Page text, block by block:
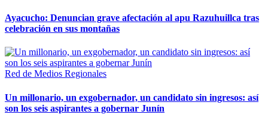
Ayacucho: Denuncian grave afectación al apu Razuhuillca tras
celebración en sus montañas
Red de Medios Regionales
Un millonario, un exgobernador, un candidato sin ingresos: así
son los seis aspirantes a gobernar Junín